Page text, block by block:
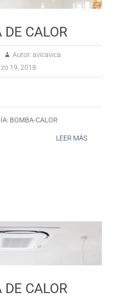
DE CALOR
Autor: avicavica
19, 2018
BOMBA-CALOR
LEER MÁS
DE CALOR